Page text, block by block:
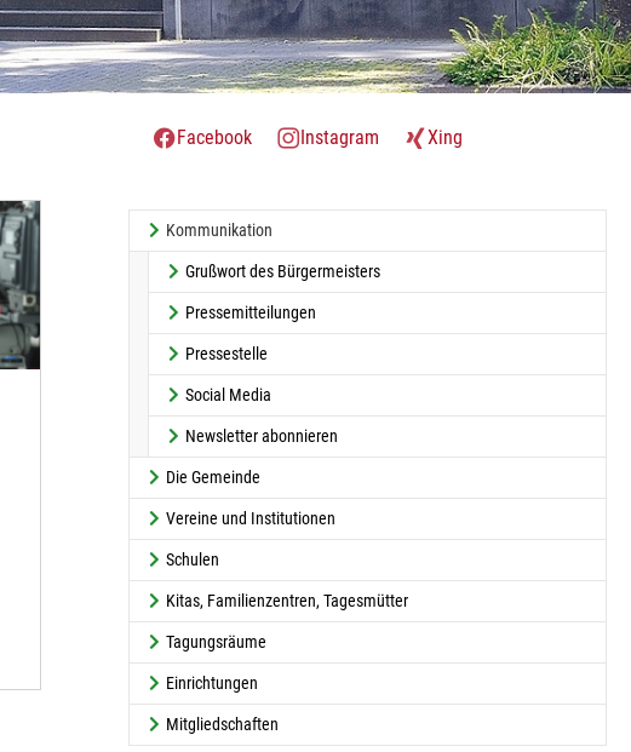
Facebook Instagram Xing
Kommunikation
Grußwort des Bürgermeisters
Pressemitteilungen
Pressestelle
Social Media
Newsletter abonnieren
Die Gemeinde
Vereine und Institutionen
Schulen
Kitas, Familienzentren, Tagesmütter
Tagungsräume
Einrichtungen
Mitgliedschaften